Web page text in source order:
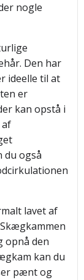
nogle
Den har
ideelle til at
er
kan opstå i
du også
lavet af
den
kan du
pænt og